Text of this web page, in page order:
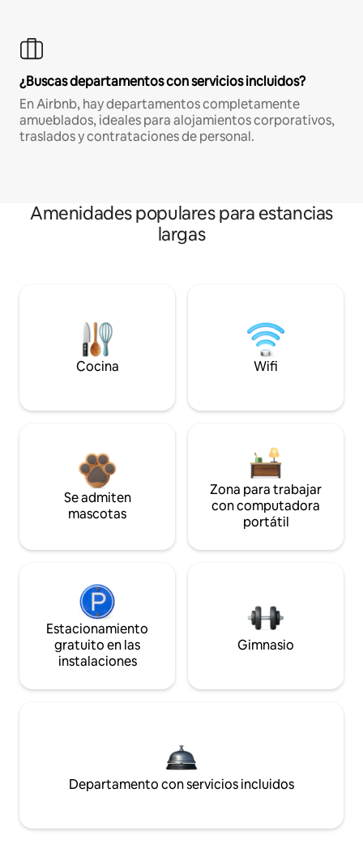
¿Buscas departamentos con servicios incluidos?
En Airbnb, hay departamentos completamente
amueblados, ideales para alojamientos corporativos,
traslados y contrataciones de personal.
Amenidades populares para estancias
largas
Cocina Wifi
Se admiten
mascotas
Zona para trabajar
con computadora
portátil
Estacionamiento
gratuito en las
instalaciones
Gimnasio
Departamento con servicios incluidos